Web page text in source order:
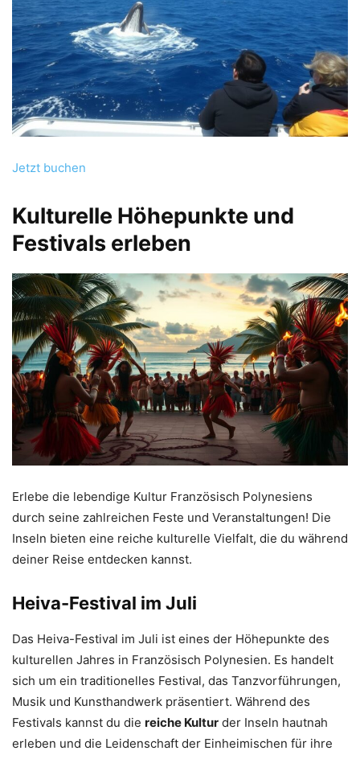
Jetzt buchen
Kulturelle Höhepunkte und
Festivals erleben
Erlebe die lebendige Kultur Französisch Polynesiens
durch seine zahlreichen Feste und Veranstaltungen! Die
Inseln bieten eine reiche kulturelle Vielfalt, die du während
deiner Reise entdecken kannst.
Heiva-Festival im Juli
Das Heiva-Festival im Juli ist eines der Höhepunkte des
kulturellen Jahres in Französisch Polynesien. Es handelt
sich um ein traditionelles Festival, das Tanzvorführungen,
Musik und Kunsthandwerk präsentiert. Während des
Festivals kannst du die reiche Kultur der Inseln hautnah
erleben und die Leidenschaft der Einheimischen für ihre